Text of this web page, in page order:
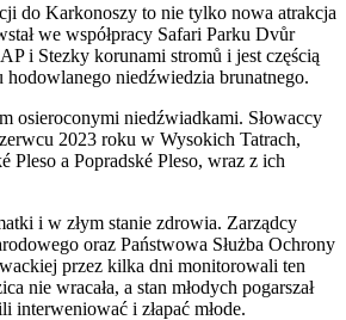
do Karkonoszy to nie tylko nowa atrakcja
we współpracy Safari Parku Dvůr
i Stezky korunami stromů i jest częścią
hodowlanego niedźwiedzia brunatnego.
osieroconymi niedźwiadkami. Słowaccy
2023 roku w Wysokich Tatrach,
Pleso a Popradské Pleso, wraz z ich
i w złym stanie zdrowia. Zarządcy
oraz Państwowa Służba Ochrony
przez kilka dni monitorowali ten
nie wracała, a stan młodych pogarszał
interweniować i złapać młode.